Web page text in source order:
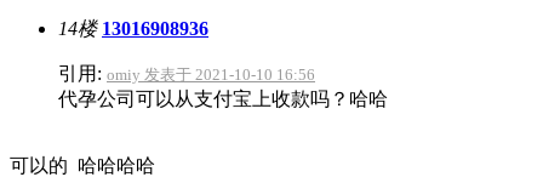
14楼 13016908936
引用: omiy 发表于 2021-10-10 16:56
代孕公司可以从支付宝上收款吗？哈哈
可以的 哈哈哈哈